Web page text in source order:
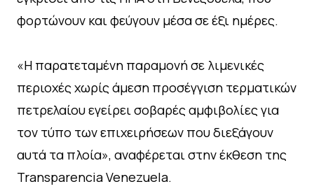
φορτώνουν και φεύγουν μέσα σε έξι ημέρες.
«Η παρατεταμένη παραμονή σε λιμενικές
περιοχές χωρίς άμεση προσέγγιση τερματικών
πετρελαίου εγείρει σοβαρές αμφιβολίες για
τον τύπο των επιχειρήσεων που διεξάγουν
αυτά τα πλοία», αναφέρεται στην έκθεση της
Transparencia Venezuela.